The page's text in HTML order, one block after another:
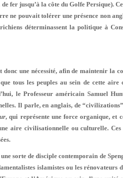
fer jusqu’à la côte du Golfe Persique).
ne pouvait tolérer une présence non
dé­terminassent la politique à
une nécessité, afin de maintenir la
tous les peuples au sein de cette aire
le Professeur américain Samuel
Il parle, en anglais, de
, qui représente une force organique, et
aire civilisationnelle ou culturelle.
sorte de disciple contemporain de
islamistes ou les rénovateurs